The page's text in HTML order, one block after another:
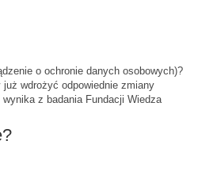
o ochronie danych osobowych)?
wdrożyć odpowiednie zmiany
z badania Fundacji Wiedza